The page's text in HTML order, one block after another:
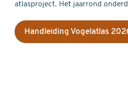
atlasproject. Het jaarrond
Handleiding Vogelatlas